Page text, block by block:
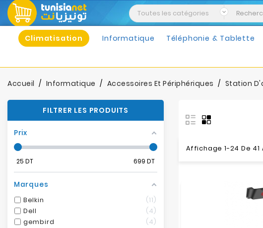
Climatisation Informatique Téléphonie & Tablette
Accueil Informatique Accessoires Et Périphériques Station
FILTRER LES PRODUITS
Prix
25 DT 699 DT
Marques
Belkin
11
Dell
4
gembird
4
Affichage 1-24 De